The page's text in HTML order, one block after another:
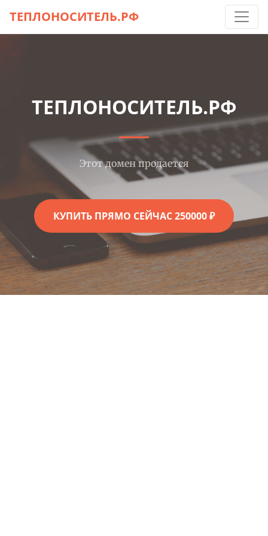
ТЕПЛОНОСИТЕЛЬ.РФ
ТЕПЛОНОСИТЕЛЬ.РФ
Этот домен продается
КУПИТЬ ПРЯМО СЕЙЧАС 250000 ₽